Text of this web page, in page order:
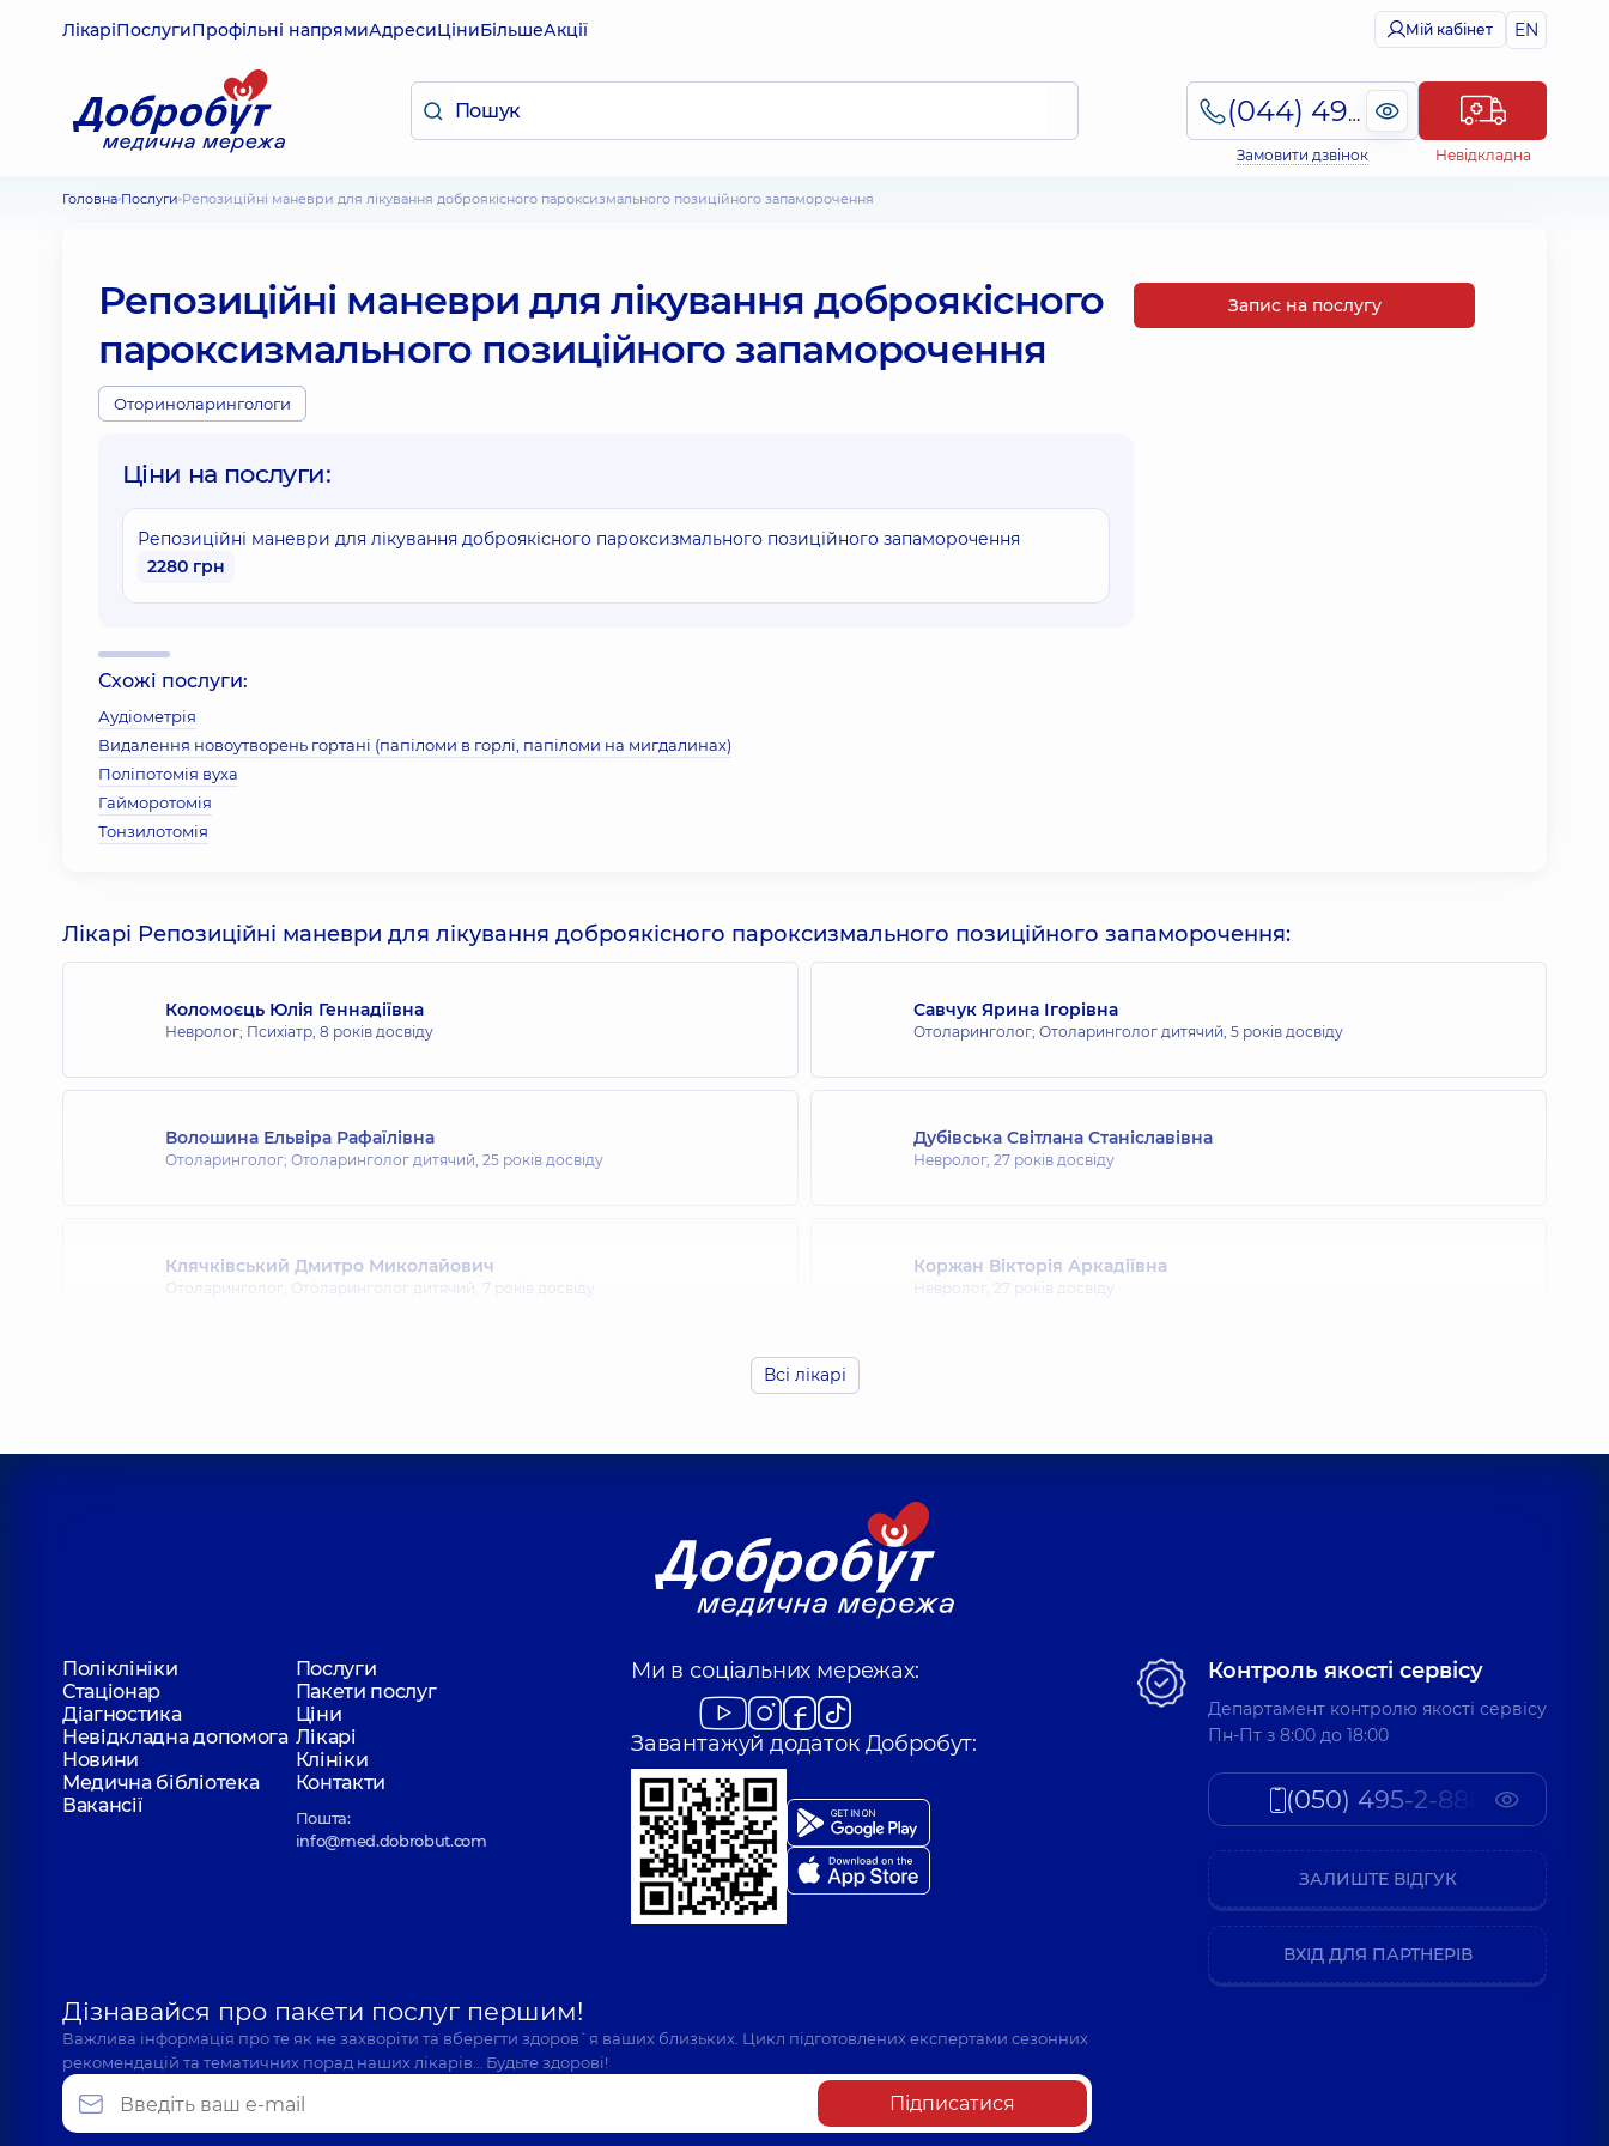
ЛікаріПослугиПрофільні напрямиАдресиЦіниБільшеАкції Мій кабінет EN
(044) 495-2-888
Замовити дзвінок Невідкладна
Головна Послуги Репозиційні маневри для лікування доброякісного пароксизмального позиційного запаморочення
Репозиційні маневри для лікування доброякісного
пароксизмального позиційного запаморочення
Оториноларингологи
Ціни на послуги:
Репозиційні маневри для лікування доброякісного пароксизмального позиційного запаморочення
2280 грн
Схожі послуги:
Аудіометрія
Видалення новоутворень гортані (папіломи в горлі, папіломи на мигдалинах)
Поліпотомія вуха
Гайморотомія
Тонзилотомія
Запис на послугу
Лікарі Репозиційні маневри для лікування доброякісного пароксизмального позиційного запаморочення:
Коломоєць Юлія Геннадіївна
Невролог; Психіатр, 8 років досвіду
Савчук Ярина Ігорівна
Отоларинголог; Отоларинголог дитячий, 5 років досвіду
Волошина Ельвіра Рафаїлівна
Отоларинголог; Отоларинголог дитячий, 25 років досвіду
Дубівська Світлана Станіславівна
Невролог, 27 років досвіду
Клячківський Дмитро Миколайович
Отоларинголог; Отоларинголог дитячий, 7 років досвіду
Коржан Вікторія Аркадіївна
Невролог, 27 років досвіду
Ребенок Наталія Павлівна
Невролог,
Отоларинголог; Отоларинголог дитячий, Невролог,
Мошенська Олена Петрівна Любарець Ангеліна Олександрівна
Отоларинголог; Отоларинголог дитячий, 5 років досвіду
Отоларинголог; Отоларинголог дитячий,5 років досвіду
Боднар Марія Ярославівна
Невролог,7 років досвіду
Гаєвський Денис Михайлович
Всі лікарі
Поліклініки
Послуги
Стаціонар
Пакети послуг
Діагностика
Ціни
Невідкладна допомога Лікарі
Новини
Клініки
Медична бібліотека
Контакти
Вакансії
Пошта:
info@med.dobrobut.com
Ми в соціальних мережах:
Завантажуй додаток Добробут:
Дізнавайся про пакети послуг першим!
Важлива інформація про те як не захворіти та вберегти здоров`я ваших близьких. Цикл підготовлених експертами сезонних
рекомендацій та тематичних порад наших лікарів… Будьте здорові!
Підписатися
Контроль якості сервісу
Департамент контролю якості сервісу
Пн-Пт з 8:00 до 18:00
(050) 495-2-888
ЗАЛИШТЕ ВІДГУК
ВХІД ДЛЯ ПАРТНЕРІВ